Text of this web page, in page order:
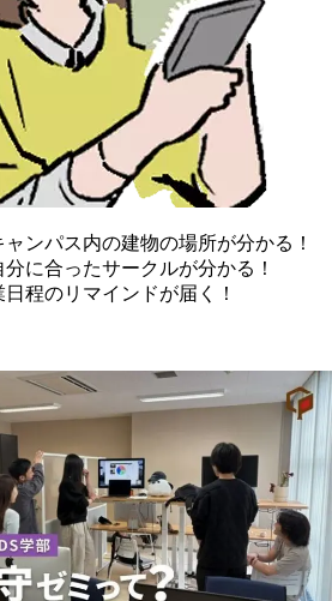
ンパス内の建物の場所が分かる！
に合ったサークルが分かる！
程のリマインドが届く！